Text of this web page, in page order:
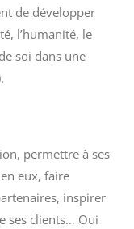
de développer
l’humanité, le
soi dans une
permettre à ses
eux, faire
inspirer
ses clients… Oui